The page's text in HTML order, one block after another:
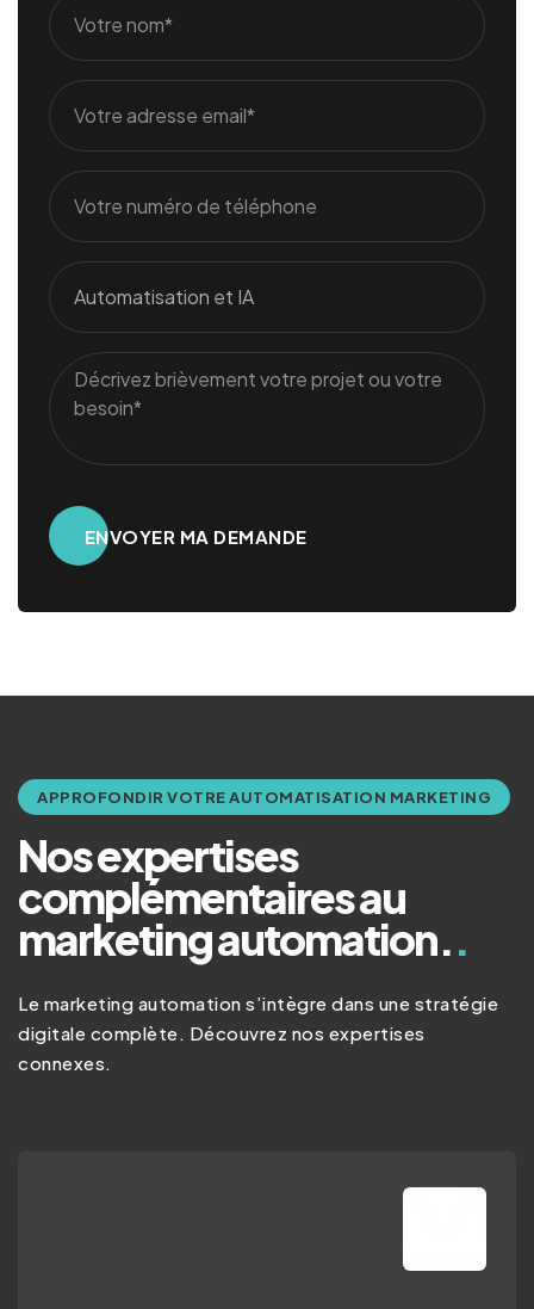
APPROFONDIR VOTRE AUTOMATISATION MARKETING
Nos expertises
complémentaires au
marketing automation..
Le marketing automation s’intègre dans une stratégie
digitale complète. Découvrez nos expertises
connexes.